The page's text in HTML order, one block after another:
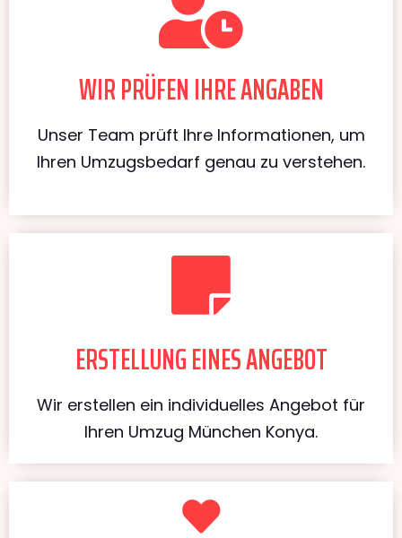
WIR PRÜFEN IHRE ANGABEN
Unser Team prüft Ihre Informationen, um
Ihren Umzugsbedarf genau zu verstehen.
ERSTELLUNG EINES ANGEBOT
Wir erstellen ein individuelles Angebot für
Ihren Umzug München Konya.